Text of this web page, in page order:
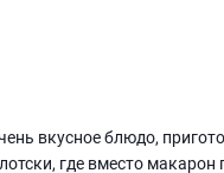
вкусное блюдо,
где вместо макарон